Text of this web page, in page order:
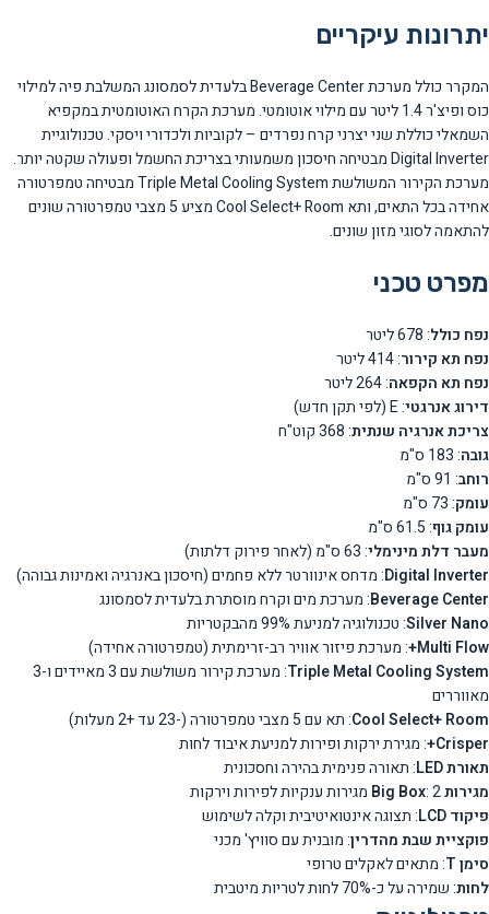
יתרונות עיקריים
המקרר כולל מערכת Beverage Center בלעדית לסמסונג המשלבת פיה למילוי
כוס ופיצ'ר 1.4 ליטר עם מילוי אוטומטי. מערכת הקרח האוטומטית במקפיא
השמאלי כוללת שני יצרני קרח נפרדים – לקוביות ולכדורי ויסקי. טכנולוגיית
Digital Inverter מבטיחה חיסכון משמעותי בצריכת החשמל ופעולה שקטה יותר.
מערכת הקירור המשולשת Triple Metal Cooling System מבטיחה טמפרטורה
אחידה בכל התאים, ותא Cool Select+ Room מציע 5 מצבי טמפרטורה שונים
להתאמה לסוגי מזון שונים.
מפרט טכני
נפח כולל: 678 ליטר
נפח תא קירור: 414 ליטר
נפח תא הקפאה: 264 ליטר
דירוג אנרגטי: E (לפי תקן חדש)
צריכת אנרגיה שנתית: 368 קוט"ח
גובה: 183 ס"מ
רוחב: 91 ס"מ
עומק: 73 ס"מ
עומק גוף: 61.5 ס"מ
מעבר דלת מינימלי: 63 ס"מ (לאחר פירוק דלתות)
Digital Inverter: מדחס אינוורטר ללא פחמים (חיסכון באנרגיה ואמינות גבוהה)
Beverage Center: מערכת מים וקרח מוסתרת בלעדית לסמסונג
Silver Nano: טכנולוגיה למניעת 99% מהבקטריות
Multi Flow+ : מערכת פיזור אוויר רב-זרימתית (טמפרטורה אחידה)
Triple Metal Cooling System
: מערכת קירור משולשת עם 3 מאיידים ו-3
מאווררים
Cool Select+ Room: תא עם 5 מצבי טמפרטורה (-23 עד +2 מעלות)
Crisper+ : מגירת ירקות ופירות למניעת איבוד לחות
תאורת LED
: תאורה פנימית בהירה וחסכונית
מגירות Big Box: 2 מגירות ענקיות לפירות וירקות
פיקוד LCD
: תצוגה אינטואיטיבית וקלה לשימוש
פוקציית שבת מהדרין: מובנית עם סוויץ' מכני
סימן T
: מתאים לאקלים טרופי
לחות: שמירה על כ-70% לחות לטריות מיטבית